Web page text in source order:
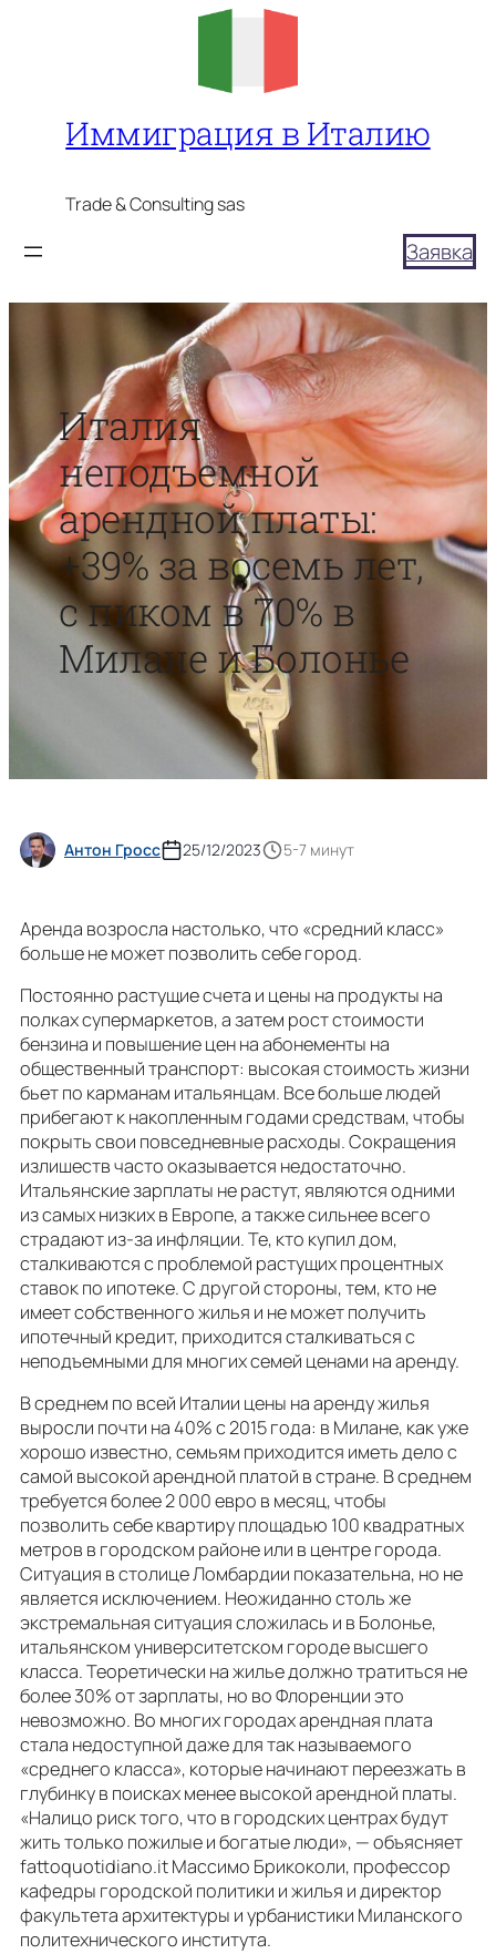
Иммиграция в Италию
Trade & Consulting sas
Заявка
Италия
неподъемной
арендной платы:
+39% за восемь лет,
с пиком в 70% в
Милане и Болонье
Антон Гросс 25/12/2023 5-7 минут
Аренда возросла настолько, что «средний класс»
больше не может позволить себе город.
Постоянно растущие счета и цены на продукты на
полках супермаркетов, а затем рост стоимости
бензина и повышение цен на абонементы на
общественный транспорт: высокая стоимость жизни
бьет по карманам итальянцам. Все больше людей
прибегают к накопленным годами средствам, чтобы
покрыть свои повседневные расходы. Сокращения
излишеств часто оказывается недостаточно.
Итальянские зарплаты не растут, являются одними
из самых низких в Европе, а также сильнее всего
страдают из-за инфляции. Те, кто купил дом,
сталкиваются с проблемой растущих процентных
ставок по ипотеке. С другой стороны, тем, кто не
имеет собственного жилья и не может получить
ипотечный кредит, приходится сталкиваться с
неподъемными для многих семей ценами на аренду.
В среднем по всей Италии цены на аренду жилья
выросли почти на 40% с 2015 года: в Милане, как уже
хорошо известно, семьям приходится иметь дело с
самой высокой арендной платой в стране. В среднем
требуется более 2 000 евро в месяц, чтобы
позволить себе квартиру площадью 100 квадратных
метров в городском районе или в центре города.
Ситуация в столице Ломбардии показательна, но не
является исключением. Неожиданно столь же
экстремальная ситуация сложилась и в Болонье,
итальянском университетском городе высшего
класса. Теоретически на жилье должно тратиться не
более 30% от зарплаты, но во Флоренции это
невозможно. Во многих городах арендная плата
стала недоступной даже для так называемого
«среднего класса», которые начинают переезжать в
глубинку в поисках менее высокой арендной платы.
«Налицо риск того, что в городских центрах будут
жить только пожилые и богатые люди», — объясняет
fattoquotidiano.it Массимо Брикоколи, профессор
кафедры городской политики и жилья и директор
факультета архитектуры и урбанистики Миланского
политехнического института.